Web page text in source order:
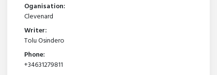
Oganisation:
Clevenard
Writer:
Tolu Osindero
Phone:
+34631279811